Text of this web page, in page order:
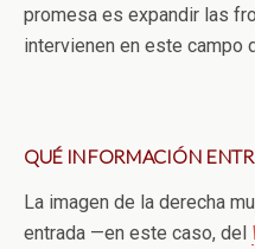
promesa es expandir las
intervienen en este campo
QUÉ INFORMACIÓN
La imagen de la derecha
entrada —en este caso, del